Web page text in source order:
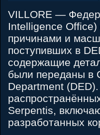
VILLORE —
Intelligence
причинами и
поступивших в
содержащие
были переданы в
Department
Serpentis,
разработанных